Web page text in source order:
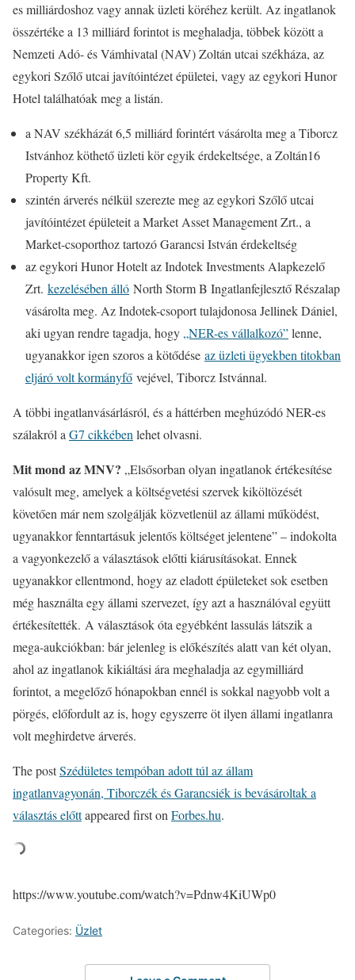
es milliárdoshoz vagy annak üzleti köréhez került. Az ingatlanok
összértéke a 13 milliárd forintot is meghaladja, többek között a
Nemzeti Adó- és Vámhivatal (NAV) Zoltán utcai székháza, az
egykori Szőlő utcai javítóintézet épületei, vagy az egykori Hunor
Hotel találhatóak meg a listán.
a NAV székházát 6,5 milliárd forintért vásárolta meg a Tiborcz
Istvánhoz köthető üzleti kör egyik érdekeltsége, a Zoltán16
Property Kft.
szintén árverés nélkül szerezte meg az egykori Szőlő utcai
javítóintézet épületeit a Market Asset Management Zrt., a
Market-csoporthoz tartozó Garancsi István érdekeltség
az egykori Hunor Hotelt az Indotek Investments Alapkezelő
Zrt. kezelésében álló North Storm B Ingatlanfejlesztő Részalap
vásárolta meg. Az Indotek-csoport tulajdonosa Jellinek Dániel,
aki ugyan rendre tagadja, hogy „NER-es vállalkozó”lenne,
ugyanakkor igen szoros a kötődése az üzleti ügyekben titokban
eljáró volt kormányfő vejével, Tiborcz Istvánnal.
A többi ingatlanvásárlásról, és a háttérben meghúzódó NER-es
szálakról a G7 cikkében lehet olvasni.
Mit mond az MNV? „Elsősorban olyan ingatlanok értékesítése
valósult meg, amelyek a költségvetési szervek kiköltözését
követően már nem szolgálják közvetlenül az állami működést,
ugyanakkor fenntartásuk jelentős költséget jelentene” – indokolta
a vagyonkezelő a választások előtti kiárusításokat. Ennek
ugyanakkor ellentmond, hogy az eladott épületeket sok esetben
még használta egy állami szervezet, így azt a használóval együtt
értékesítették. A választások óta egyébként lassulás látszik a
mega-aukciókban: bár jelenleg is előkészítés alatt van két olyan,
ahol az ingatlanok kikiáltási ára meghaladja az egymilliárd
forintot, a megelőző hónapokban ennél is sokkal nagyobb volt a
pörgés, előfordult az is, hogy egyszerre öt ilyen állami ingatlanra
volt meghirdetve árverés.
The postSzédületes tempóban adott túl az állam
ingatlanvagyonán, Tiborczék és Garancsiék is bevásároltak a
választás előttappeared first on Forbes.hu.
https://www.youtube.com/watch?v=Pdnw4KiUWp0
Categories: Üzlet